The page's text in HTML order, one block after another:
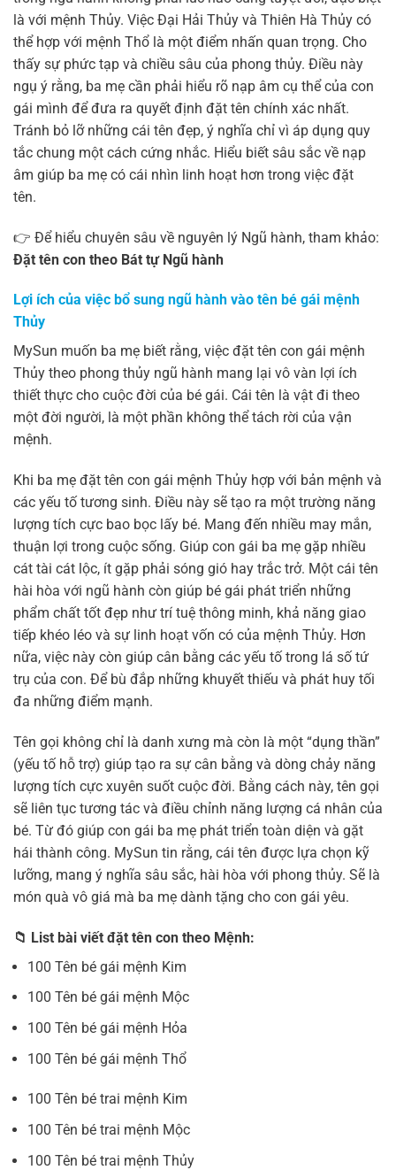
là với mệnh Thủy. Việc Đại Hải Thủy và Thiên Hà Thủy có
thể hợp với mệnh Thổ là một điểm nhấn quan trọng. Cho
thấy sự phức tạp và chiều sâu của phong thủy. Điều này
ngụ ý rằng, ba mẹ cần phải hiểu rõ nạp âm cụ thể của con
gái mình để đưa ra quyết định đặt tên chính xác nhất.
Tránh bỏ lỡ những cái tên đẹp, ý nghĩa chỉ vì áp dụng quy
tắc chung một cách cứng nhắc. Hiểu biết sâu sắc về nạp
âm giúp ba mẹ có cái nhìn linh hoạt hơn trong việc đặt
tên.
👉 Để hiểu chuyên sâu về nguyên lý Ngũ hành, tham khảo:
Đặt tên con theo Bát tự Ngũ hành
Lợi ích của việc bổ sung ngũ hành vào tên bé gái mệnh
Thủy
MySun muốn ba mẹ biết rằng, việc đặt tên con gái mệnh
Thủy theo phong thủy ngũ hành mang lại vô vàn lợi ích
thiết thực cho cuộc đời của bé gái. Cái tên là vật đi theo
một đời người, là một phần không thể tách rời của vận
mệnh.
Khi ba mẹ đặt tên con gái mệnh Thủy hợp với bản mệnh và
các yếu tố tương sinh. Điều này sẽ tạo ra một trường năng
lượng tích cực bao bọc lấy bé. Mang đến nhiều may mắn,
thuận lợi trong cuộc sống. Giúp con gái ba mẹ gặp nhiều
cát tài cát lộc, ít gặp phải sóng gió hay trắc trở. Một cái tên
hài hòa với ngũ hành còn giúp bé gái phát triển những
phẩm chất tốt đẹp như trí tuệ thông minh, khả năng giao
tiếp khéo léo và sự linh hoạt vốn có của mệnh Thủy. Hơn
nữa, việc này còn giúp cân bằng các yếu tố trong lá số tứ
trụ của con. Để bù đắp những khuyết thiếu và phát huy tối
đa những điểm mạnh.
Tên gọi không chỉ là danh xưng mà còn là một “dụng thần”
(yếu tố hỗ trợ) giúp tạo ra sự cân bằng và dòng chảy năng
lượng tích cực xuyên suốt cuộc đời. Bằng cách này, tên gọi
sẽ liên tục tương tác và điều chỉnh năng lượng cá nhân của
bé. Từ đó giúp con gái ba mẹ phát triển toàn diện và gặt
hái thành công. MySun tin rằng, cái tên được lựa chọn kỹ
lưỡng, mang ý nghĩa sâu sắc, hài hòa với phong thủy. Sẽ là
món quà vô giá mà ba mẹ dành tặng cho con gái yêu.
📁 List bài viết đặt tên con theo Mệnh:
100 Tên bé gái mệnh Kim
100 Tên bé gái mệnh Mộc
100 Tên bé gái mệnh Hỏa
100 Tên bé gái mệnh Thổ
100 Tên bé trai mệnh Kim
100 Tên bé trai mệnh Mộc
100 Tên bé trai mệnh Thủy